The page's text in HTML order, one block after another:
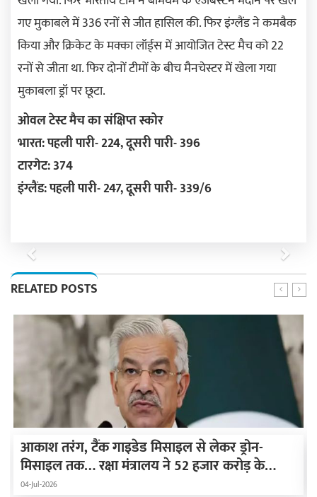
गए मुकाबले में 336 रनों से जीत हासिल की. फिर इंग्लैंड ने कमबैक
किया और क्रिकेट के मक्का लॉर्ड्स में आयोजित टेस्ट मैच को 22
रनों से जीता था. फिर दोनों टीमों के बीच मैनचेस्टर में खेला गया
मुकाबला ड्रॉ पर छूटा.
ओवल टेस्ट मैच का संक्षिप्त स्कोर
भारत: पहली पारी- 224, दूसरी पारी- 396
टारगेट: 374
इंग्लैंड: पहली पारी- 247, दूसरी पारी- 339/6
Previous Next
RELATED POSTS
आकाश तरंग, टैंक गाइडेड मिसाइल से लेकर ड्रोन-
मिसाइल तक… रक्षा मंत्रालय ने 52 हजार करोड़ के
हथियार खरीदने की मंजूरी दी
04-Jul-2026